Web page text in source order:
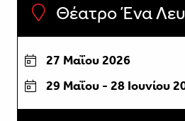
Θέατρο Ένα
27 Μαΐου 2026
29 Μαΐου - 28 Ιουνίου